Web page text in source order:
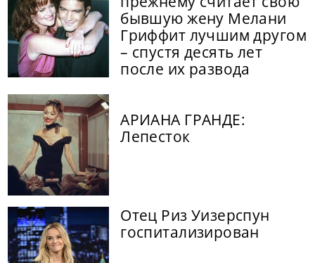
бывшую жену Мелани
Гриффит лучшим другом
– спустя десять лет
после их развода
АРИАНА ГРАНДЕ:
Лепесток
Отец Риз Уизерспун
госпитализирован